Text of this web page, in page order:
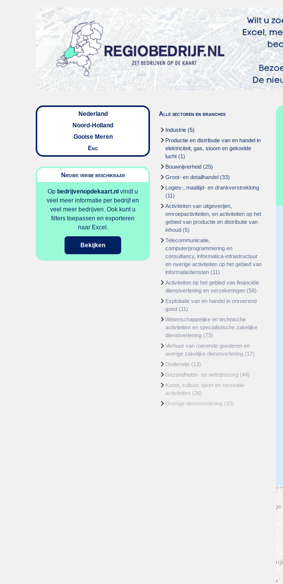
Nederland
Noord-Holland
Gooise Meren
Eng
Nieuwe versie beschikbaar
Op bedrijvenopdekaart.nl vindt u
veel meer informatie per bedrijf en
veel meer bedrijven. Ook kunt u
filters toepassen en exporteren
naar Excel.
Bekijken
Alle sectoren en branches
Industrie (5)
Productie en distributie van en handel in
elektriciteit, gas, stoom en gekoelde
lucht (1)
Bouwnijverheid (25)
Groot- en detailhandel (33)
Logies-, maaltijd- en drankverstrekking
(11)
Activiteiten van uitgeverijen,
omroepactiviteiten, en activiteiten op het
gebied van productie en distributie van
inhoud (5)
Telecommunicatie,
computerprogrammering en
consultancy, informatica-infrastructuur
en overige activiteiten op het gebied van
informatiediensten (11)
Activiteiten op het gebied van financiële
dienstverlening en verzekeringen (58)
Exploitatie van en handel in onroerend
goed (11)
Wetenschappelijke en technische
activiteiten en specialistische zakelijke
dienstverlening (73)
Verhuur van roerende goederen en
overige zakelijke dienstverlening (17)
Onderwijs (13)
Gezondheids- en welzijnszorg (44)
Kunst, cultuur, sport en recreatie-
activiteiten (26)
Overige dienstverlening (33)